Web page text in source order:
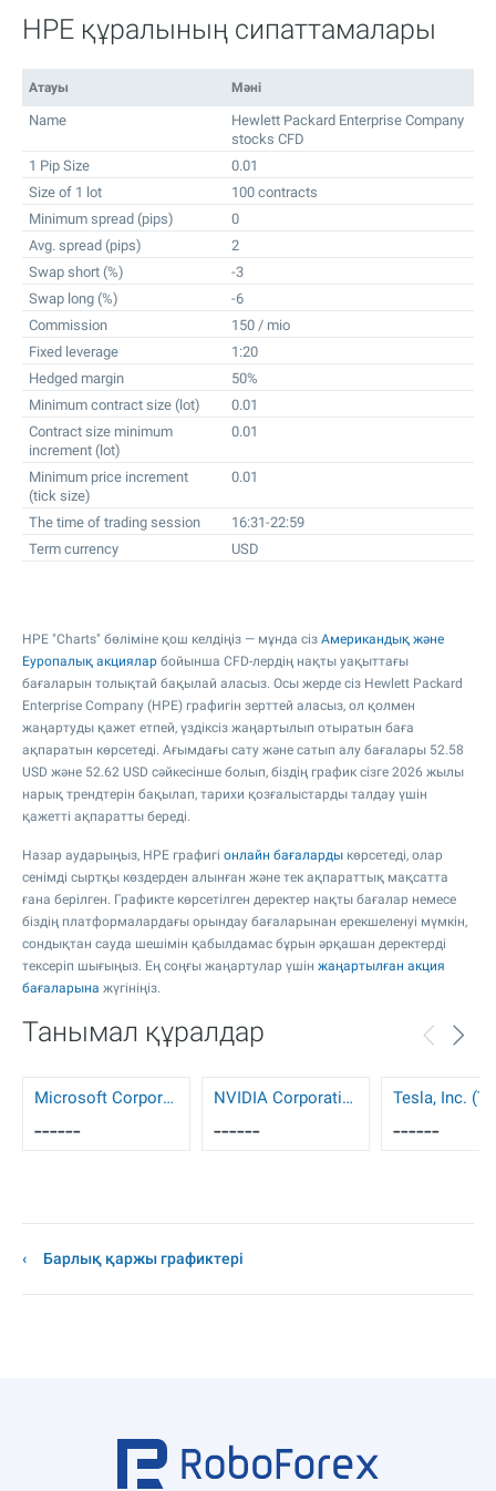
HPE құралының сипаттамалары
Атауы Мәні
Name
Hewlett Packard Enterprise Company
stocks CFD
1 Pip Size
0.01
Size of 1 lot
100 contracts
Minimum spread (pips)
0
Avg. spread (pips)
2
Swap short (%)
-3
Swap long (%)
-6
Commission
150 / mio
Fixed leverage
1:20
Hedged margin
50%
Minimum contract size (lot)
0.01
Contract size minimum
increment (lot)
0.01
Minimum price increment
(tick size)
0.01
The time of trading session
16:31-22:59
Term currency
USD
HPE "Charts" бөліміне қош келдіңіз — мұнда сіз Американдық және
Еуропалық акциялар бойынша CFD-лердің нақты уақыттағы
бағаларын толықтай бақылай аласыз. Осы жерде сіз Hewlett Packard
Enterprise Company (HPE) графигін зерттей аласыз, ол қолмен
жаңартуды қажет етпей, үздіксіз жаңартылып отыратын баға
ақпаратын көрсетеді. Ағымдағы сату және сатып алу бағалары 52.58
USD және 52.62 USD сәйкесінше болып, біздің график сізге 2026 жылы
нарық трендтерін бақылап, тарихи қозғалыстарды талдау үшін
қажетті ақпаратты береді.
Назар аударыңыз, HPE графигі онлайн бағаларды көрсетеді, олар
сенімді сыртқы көздерден алынған және тек ақпараттық мақсатта
ғана берілген. Графикте көрсетілген деректер нақты бағалар немесе
біздің платформалардағы орындау бағаларынан ерекшеленуі мүмкін,
сондықтан сауда шешімін қабылдамас бұрын әрқашан деректерді
тексеріп шығыңыз. Ең соңғы жаңартулар үшін жаңартылған акция
бағаларына жүгініңіз.
Танымал құралдар
Microsoft Corporation (MSFT)
------
NVIDIA Corporation (NVDA)
------
Tesla, Inc.
------
Барлық қаржы графиктері